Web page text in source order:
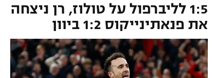
גביע הטוטו
ליגיונרים
גביע המדינה
ליגת האלופות
ליגה אירופית
ליגה אנגלית
כדורסל ישראלי
ליגת ווינר סל
ליגה לאומית
כדורסל עולמי
NBA
1:5 לליברפול על טולוז, רן ניצחה
את פנאתינייקוס 1:2 ביוון